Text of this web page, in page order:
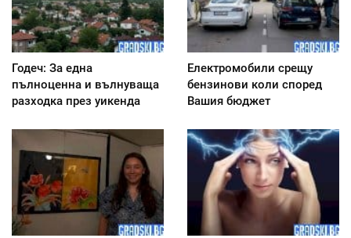
Годеч: За една
пълноценна и вълнуваща
разходка през уикенда
Електромобили срещу
бензинови коли според
Вашия бюджет